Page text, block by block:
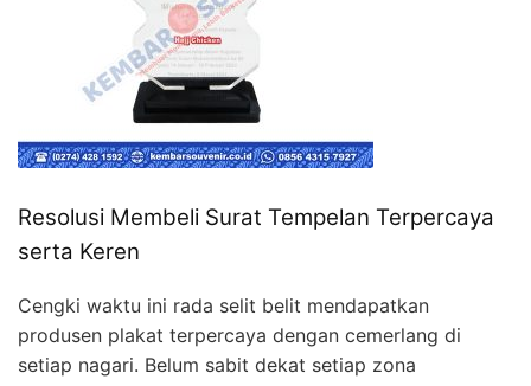
Resolusi Membeli Surat Tempelan Terpercaya
serta Keren
Cengki waktu ini rada selit belit mendapatkan
produsen plakat terpercaya dengan cemerlang di
setiap nagari. Belum sabit dekat setiap zona